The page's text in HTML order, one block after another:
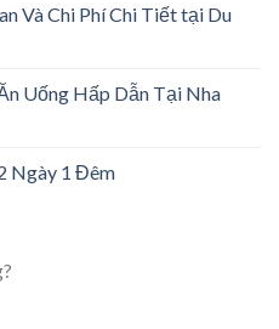
Và Chi Phí Chi Tiết tại Du
Uống Hấp Dẫn Tại Nha
Ngày 1 Đêm